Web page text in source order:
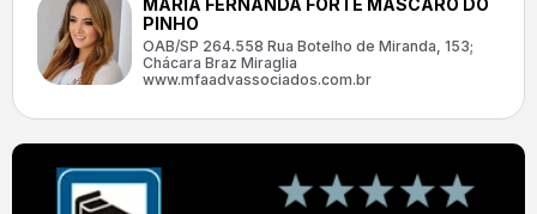
PINHO
OAB/SP 264.558 Rua Botelho de Miranda, 153;
Chácara Braz Miraglia
www.mfaadvassociados.com.br